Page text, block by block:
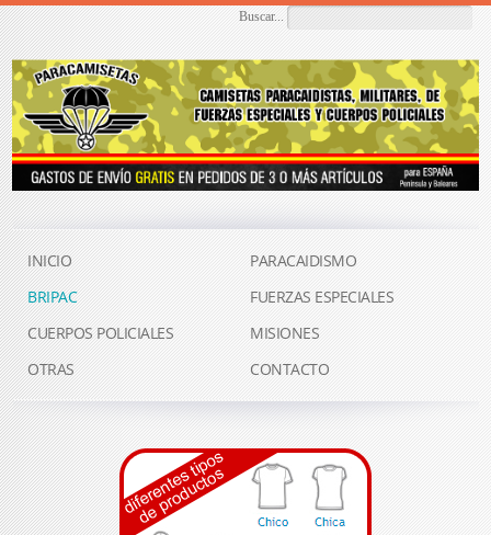
Buscar...
INICIO
PARACAIDISMO
BRIPAC
FUERZAS ESPECIALES
CUERPOS POLICIALES
MISIONES
OTRAS
CONTACTO